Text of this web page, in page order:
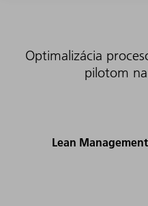
Optimalizácia
pilotom
Lean